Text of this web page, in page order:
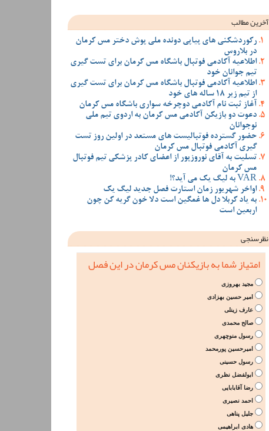
آخرین مطالب
رکوردشکنی های پیاپی دونده ملی پوش دختر مس کرمان
در بلاروس
اطلاعیه آکادمی فوتبال باشگاه مس کرمان برای تست گیری
تیم جوانان خود
اطلاعیه آکادمی فوتبال باشگاه مس کرمان برای تست گیری
از تیم زیر 18 ساله های خود
آغاز ثبت نام آکادمی دوچرخه سواری باشگاه مس کرمان
دعوت دو بازیکن آکادمی مس کرمان به اردوی تیم ملی
نوجوانان
حضور گسترده فوتبالیست های مستعد در اولین روز تست
گیری آکادمی فوتبال مس کرمان
تسلیت به آقای نوروزپور از اعضای کادر پزشکی تیم فوتبال
مس کرمان
VAR به لیگ یک می آید؟!
اواخر شهریور زمان استارت فصل جدید لیگ یک
به یاد کربلا دل ها غمگین است دلا خون گریه کن چون
اربعین است
نظرسنجی
امتیاز شما به بازیکنان مس کرمان در این فصل
مجید بهروزی
امیر حسین بهزادی
عارف زینلی
صالح محمدی
رسول منوچهری
امیرحسین پورمحمد
رسول حسینی
ابولفضل نظری
رضا آقابابایی
احمد نصیری
جلیل پناهی
هادی ابراهیمی